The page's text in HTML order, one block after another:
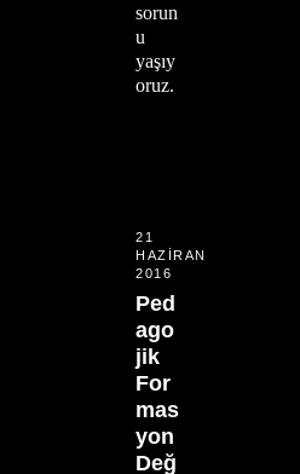
sorun
u
yaşıy
oruz.
21
HAZIRAN
2016
Ped
ago
jik
For
mas
yon
Değ